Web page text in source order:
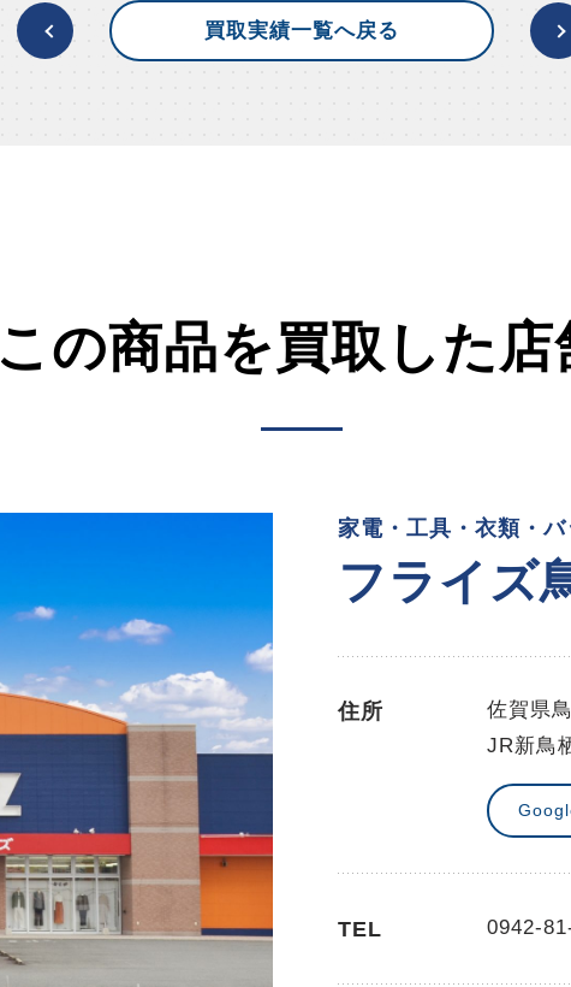
買取実績一覧へ戻る
この商品を買取した店
家電・工具・衣類・
フライズ
住所
佐賀県
JR新鳥
TEL 0942-